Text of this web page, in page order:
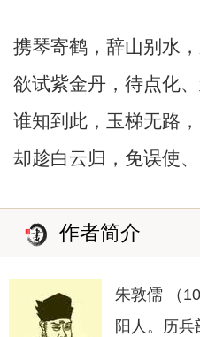
携琴寄鹤，辞山别水
欲试紫金丹，待点化、
谁知到此，玉梯无路
却趁白云归，免误使、
作者简介
朱敦儒 （
阳人。历